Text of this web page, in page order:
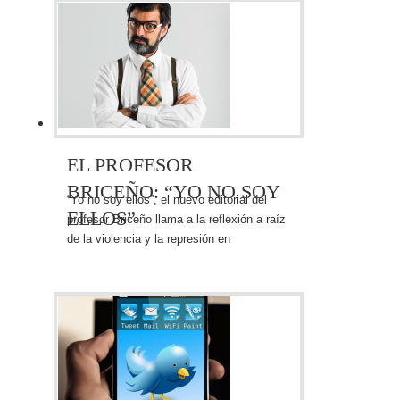
copartícipe de sus mayores éxitos
EL PROFESOR
BRICEÑO: “YO NO SOY
ELLOS”
“Yo no soy ellos”, el nuevo editorial del
profesor Briceño llama a la reflexión a raíz
de la violencia y la represión en